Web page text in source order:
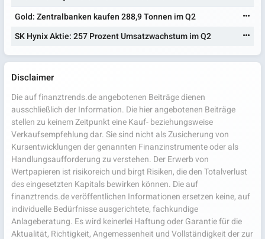
Gold: Zentralbanken kaufen 288,9 Tonnen im Q2
SK Hynix Aktie: 257 Prozent Umsatzwachstum im Q2
Disclaimer
Die auf finanztrends.de angebotenen Beiträge dienen
ausschließlich der Information. Die hier angebotenen Beiträge
stellen zu keinem Zeitpunkt eine Kauf- beziehungsweise
Verkaufsempfehlung dar. Sie sind nicht als Zusicherung von
Kursentwicklungen der genannten Finanzinstrumente oder als
Handlungsaufforderung zu verstehen. Der Erwerb von
Wertpapieren ist risikoreich und birgt Risiken, die den Totalverlust
des eingesetzten Kapitals bewirken können. Die auf
finanztrends.de veröffentlichen Informationen ersetzen keine, auf
individuelle Bedürfnisse ausgerichtete, fachkundige
Anlageberatung. Es wird keinerlei Haftung oder Garantie für die
Aktualität, Richtigkeit, Angemessenheit und Vollständigkeit der zur